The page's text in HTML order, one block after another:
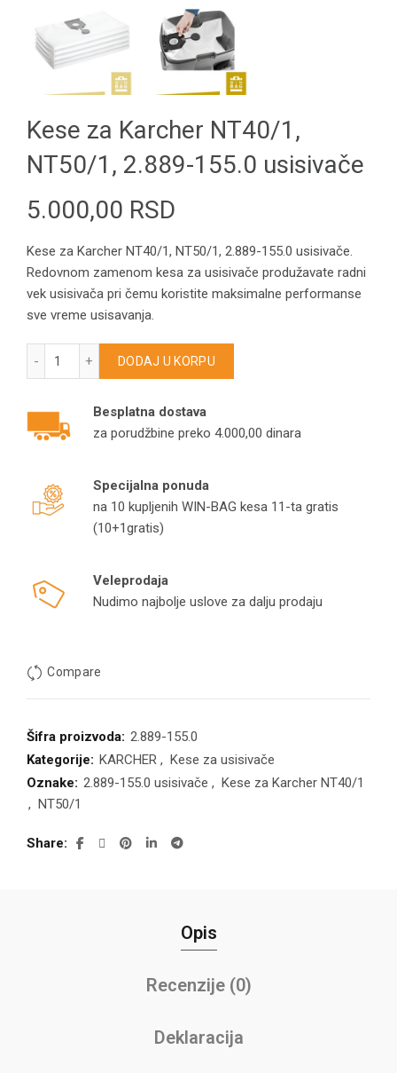
Kese za Karcher NT40/1,
NT50/1, 2.889-155.0 usisivače
5.000,00 RSD
Kese za Karcher NT40/1, NT50/1, 2.889-155.0 usisivače.
Redovnom zamenom kesa za usisivače produžavate radni
vek usisivača pri čemu koristite maksimalne performanse
sve vreme usisavanja.
Kese za Karcher NT40/1, NT50/1, 2.889-155.0 usisivače
DODAJ U KORPU
Besplatna dostava
za porudžbine preko 4.000,00 dinara
Specijalna ponuda
na 10 kupljenih WIN-BAG kesa 11-ta gratis
(10+1gratis)
Veleprodaja
Nudimo najbolje uslove za dalju prodaju
Compare
Šifra proizvoda: 2.889-155.0
Kategorije: KARCHER ,
Kese za usisivače
Oznake: 2.889-155.0 usisivače ,
Kese za Karcher NT40/1
,
NT50/1
Share
Opis
Recenzije (0)
Deklaracija